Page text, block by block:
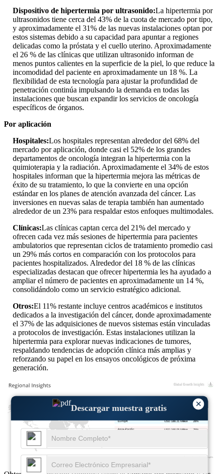
×
Descargar muestra gratis
Dispositivo de hipertermia por ultrasonido:La hipertermia por
ultrasonidos tiene cerca del 43% de la cuota de mercado por tipo,
y aproximadamente el 31% de las nuevas instalaciones optan por
estos sistemas debido a su capacidad para apuntar a regiones
delicadas como la próstata y el cuello uterino. Aproximadamente
el 26 % de las clínicas que utilizan ultrasonido informan de
menos puntos calientes en la superficie de la piel, lo que reduce la
incomodidad del paciente en aproximadamente un 18 %. La
flexibilidad de esta tecnología para ajustar la profundidad de
penetración continúa impulsando la demanda en todas las
instalaciones que buscan expandir los servicios de oncología
específicos de órganos.
Por aplicación
Hospitales:Los hospitales representan alrededor del 68% del
mercado por aplicación, donde casi el 52% de los grandes
departamentos de oncología integran la hipertermia con la
quimioterapia y la radiación. Aproximadamente el 34% de estos
hospitales informan que la hipertermia mejora las métricas de
éxito de su tratamiento, lo que la convierte en una opción
estándar en los planes de atención avanzada del cáncer. Las
inversiones en nuevas salas de terapia también han aumentado
alrededor de un 23% para respaldar estos enfoques multimodales.
Clínicas:Las clínicas captan cerca del 21% del mercado y
ofrecen cada vez más sesiones de hipertermia para pacientes
ambulatorios que representan ciclos de tratamiento promedio casi
un 29% más cortos en comparación con los protocolos para
pacientes hospitalizados. Alrededor del 18 % de las clínicas
especializadas destacan que ofrecer hipertermia les ha ayudado a
ampliar el número de pacientes en aproximadamente un 14 %,
consolidándolo como un servicio estratégico adicional.
Otros:El 11% restante incluye centros académicos e institutos
dedicados a la investigación del cáncer, donde aproximadamente
el 37% de las adquisiciones de nuevos sistemas están vinculadas
a protocolos de investigación. Estas instalaciones utilizan la
hipertermia para explorar nuevas indicaciones de tumores,
respaldando tendencias de adopción clínica más amplias y
reforzando su papel en los ensayos oncológicos de próxima
generación.
25%
USD 168.05 Million
28%
USD 188.21 Million